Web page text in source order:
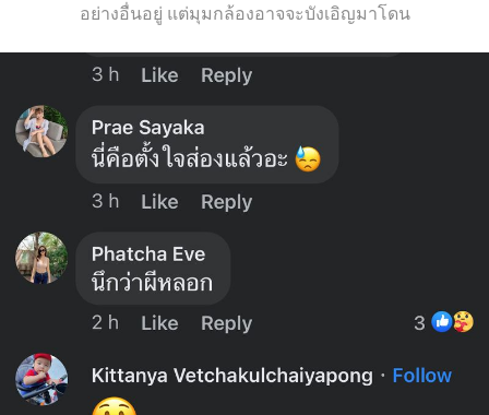
อย่างอื่นอยู่ แต่มุมกล้องอาจจะบังเอิญมาโดน